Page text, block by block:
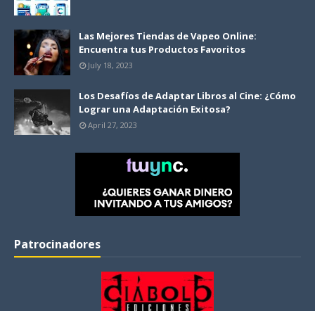
Las Mejores Tiendas de Vapeo Online:
Encuentra tus Productos Favoritos
July 18, 2023
Los Desafíos de Adaptar Libros al Cine: ¿Cómo
Lograr una Adaptación Exitosa?
April 27, 2023
Patrocinadores